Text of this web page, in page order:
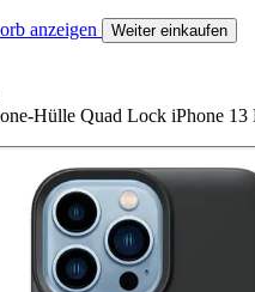
anzeigen Weiter einkaufen
Hülle Quad Lock iPhone 13